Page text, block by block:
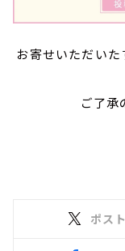
お寄せいただい
ご了承
ポスト